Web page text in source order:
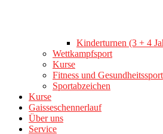
Kinderturnen (3 + 4
Wettkampfsport
Kurse
Fitness und Gesundheitssport
Sportabzeichen
Kurse
Gaisseschennerlauf
Über uns
Service